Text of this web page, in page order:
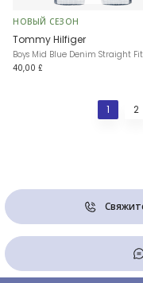
НОВЫЙ СЕЗОН
Tommy Hilfiger
Boys Mid Blue Denim Straight
40,00 £
1 2